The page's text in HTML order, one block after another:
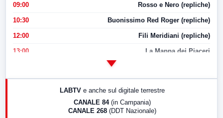
09:00 Rosso e Nero (repliche)
10:30 Buonissimo Red Roger (repliche)
12:00 Fili Meridiani (repliche)
13:00 La Mappa dei Piaceri
17:00 LabNews (replica)
LABTV e anche sul digitale terrestre
CANALE 84 (in Campania)
CANALE 268 (DDT Nazionale)